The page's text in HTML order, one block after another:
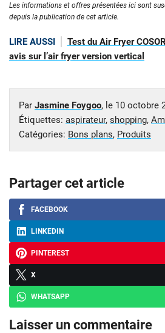
Les informations et offres présentées ici sont
depuis la publication de cet article.
LIRE AUSSI
Test du Air Fryer
avis sur l’air fryer version vertical
Par Jasmine Foygoo, le 10 octobre
Étiquettes: aspirateur, shopping,
Catégories: Bons plans, Produits
Partager cet article
FACEBOOK
LINKEDIN
PINTEREST
X
WHATSAPP
Laisser un commentaire